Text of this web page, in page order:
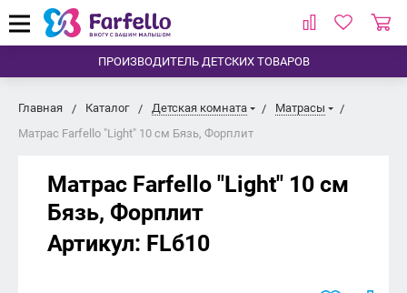
ПРОИЗВОДИТЕЛЬ ДЕТСКИХ ТОВАРОВ
Главная Каталог Детская комната
Матрасы
Матрас Farfello "Light" 10 см Бязь, Форплит
Матрас Farfello "Light" 10 см
Бязь, Форплит
Артикул: FLб10